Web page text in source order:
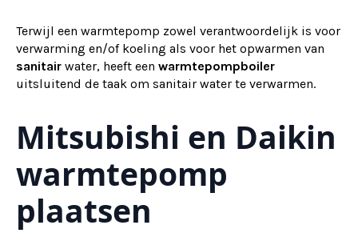
Terwijl een warmtepomp zowel verantwoordelijk is voor
verwarming en/of koeling als voor het opwarmen van
sanitair water, heeft een warmtepompboiler
uitsluitend de taak om sanitair water te verwarmen.
Mitsubishi en Daikin
warmtepomp
plaatsen